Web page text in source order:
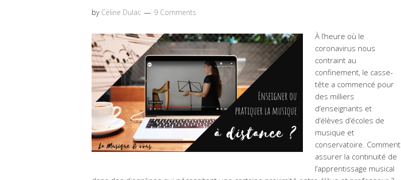
by Céline Dulac 9 Comments
À l’heure où le
coronavirus nous
contraint au
confinement, le casse-
tête a commencé pour
des milliers
d’enseignants et
d’élèves d’écoles de
musique et
conservatoire. Comment
assurer la continuité de
l’apprentissage musical